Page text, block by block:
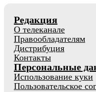
Редакция
О телеканале
Правообладателям
Дистрибуция
Контакты
Персональные
Использование куки
Пользовательское